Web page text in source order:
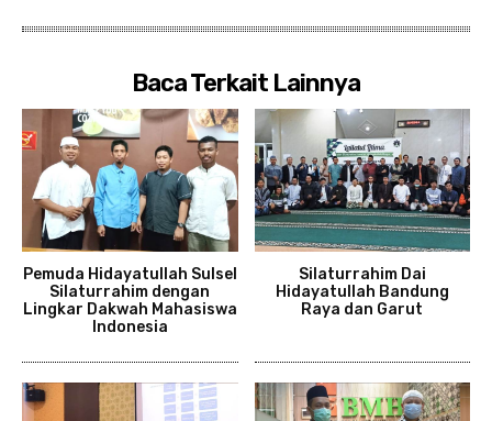
Baca Terkait Lainnya
Pemuda Hidayatullah Sulsel
Silaturrahim dengan
Lingkar Dakwah Mahasiswa
Indonesia
Silaturrahim Dai
Hidayatullah Bandung
Raya dan Garut